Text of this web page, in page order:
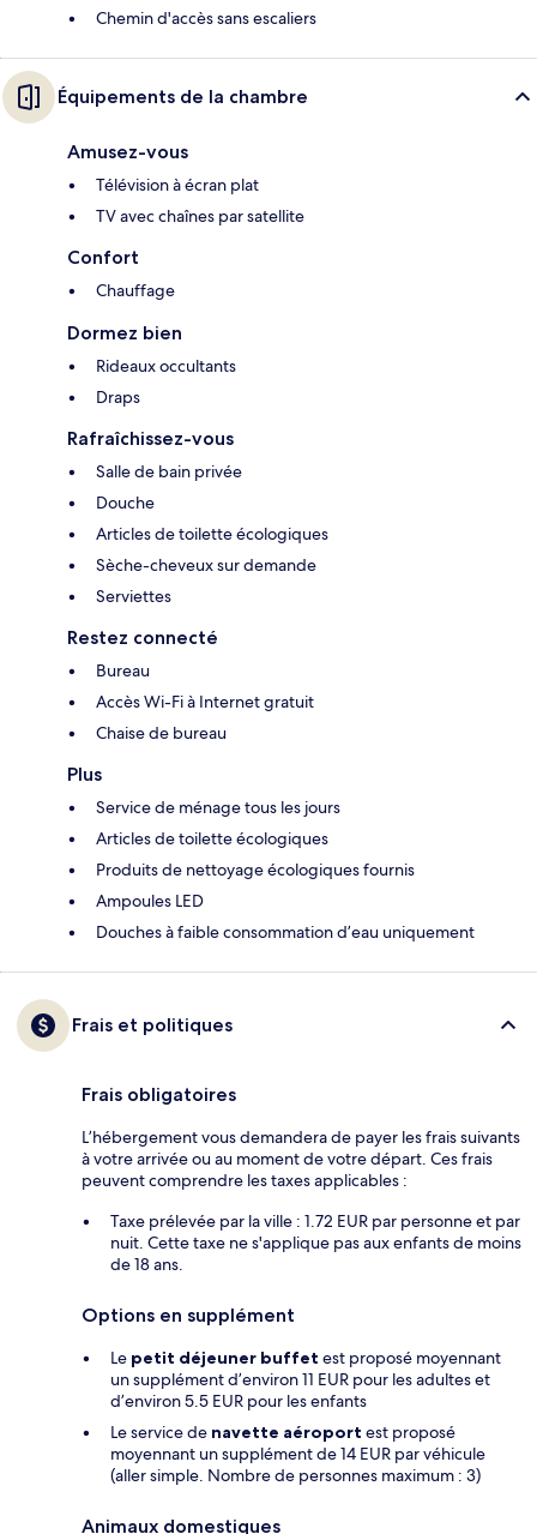
Chemin d'accès sans escaliers
Équipements de la chambre
Amusez-vous
Télévision à écran plat
TV avec chaînes par satellite
Confort
Chauffage
Dormez bien
Rideaux occultants
Draps
Rafraîchissez-vous
Salle de bain privée
Douche
Articles de toilette écologiques
Sèche-cheveux sur demande
Serviettes
Restez connecté
Bureau
Accès Wi-Fi à Internet gratuit
Chaise de bureau
Plus
Service de ménage tous les jours
Articles de toilette écologiques
Produits de nettoyage écologiques fournis
Ampoules LED
Douches à faible consommation d’eau uniquement
Frais et politiques
Frais obligatoires
L’hébergement vous demandera de payer les frais suivants
à votre arrivée ou au moment de votre départ. Ces frais
peuvent comprendre les taxes applicables :
Taxe prélevée par la ville : 1.72 EUR par personne et par
nuit. Cette taxe ne s'applique pas aux enfants de moins
de 18 ans.
Options en supplément
Le petit déjeuner buffet est proposé moyennant
un supplément d’environ 11 EUR pour les adultes et
d’environ 5.5 EUR pour les enfants
Le service de navette aéroport est proposé
moyennant un supplément de 14 EUR par véhicule
(aller simple. Nombre de personnes maximum : 3)
Animaux domestiques